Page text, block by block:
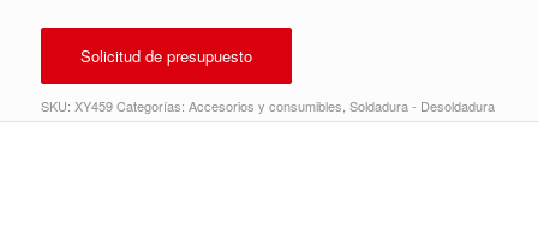
Solicitud de presupuesto
SKU: XY459 Categorías: Accesorios y consumibles, Soldadura - Desoldadura